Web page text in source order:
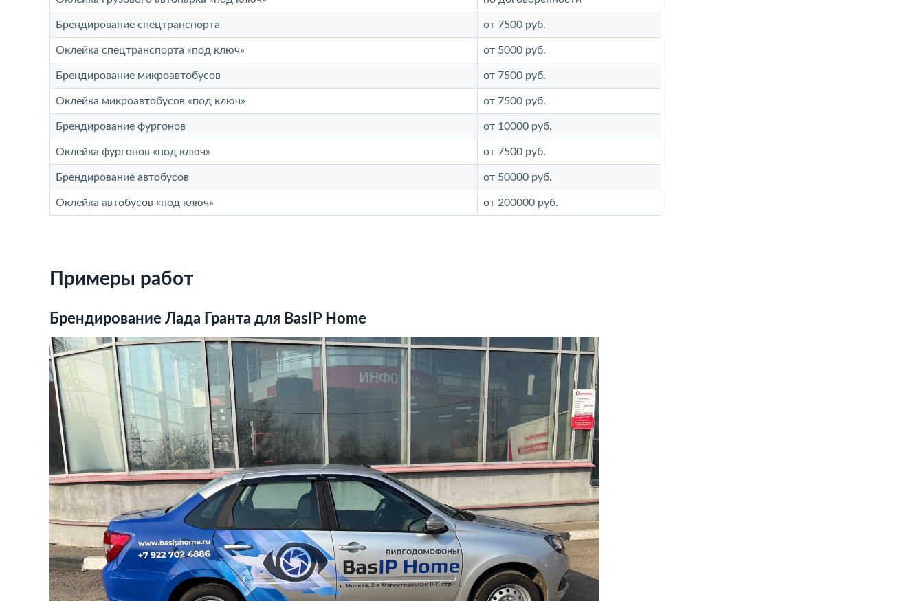
Брендирование спецтранспорта от 7500 руб.
Оклейка спецтранспорта «под ключ» от 5000 руб.
Брендирование микроавтобусов от 7500 руб.
Оклейка микроавтобусов «под ключ» от 7500 руб.
Брендирование фургонов от 10000 руб.
Оклейка фургонов «под ключ» от 7500 руб.
Брендирование автобусов от 50000 руб.
Оклейка автобусов «под ключ» от 200000 руб.
Примеры работ
Брендирование Лада Гранта для BasIP Home